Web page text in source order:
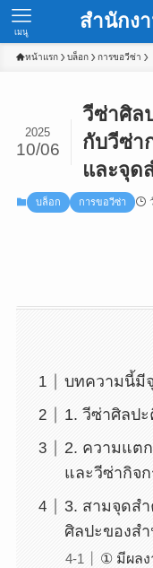
สำนักง
เมนู
หน้าแรก บล็อก การขอวีซ่า
วีซ่าศิล
กับวีซ่า
และจุด
2025
10/06
บล็อก การขอวีซ่า
บทความนี้มี
1. วีซ่าศิลป
2. ความแต
และวีซ่ากิจ
3. สามจุดส
ศิลปะของส
① มีผลง